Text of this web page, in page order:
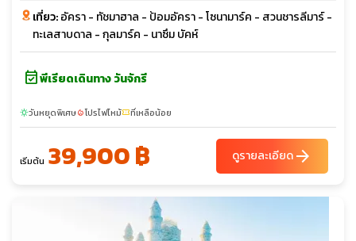
เที่ยว:อัครา - ทัชมาฮาล - ป้อมอัครา - โซนามาร์ค - สวนชารลีมาร์ -
ทะเลสาบดาล - กุลมาร์ค - นาซึม บัคห์
event_availableพีเรียดเดินทาง วันจักรี
sunnyวันหยุดพิเศษlocal_fire_departmentโปรไฟไหม้confirmation_numberที่เหลือน้อย
เริ่มต้น 39,900 ฿ ดูรายละเอียดarrow_forward